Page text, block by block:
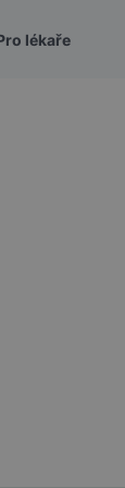
lékaře